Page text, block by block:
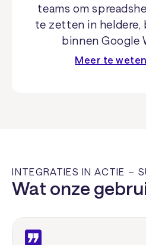
teams om
te zetten in heldere,
binnen Google
Meer te
INTEGRATIES IN ACTIE –
Wat onze